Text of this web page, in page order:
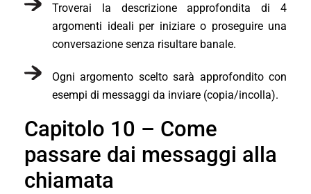
Troverai la descrizione approfondita di 4
argomenti ideali per iniziare o proseguire una
conversazione senza risultare banale.
Ogni argomento scelto sarà approfondito con
esempi di messaggi da inviare (copia/incolla).
Capitolo 10 – Come
passare dai messaggi alla
chiamata